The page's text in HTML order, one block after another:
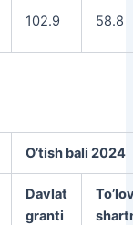
102.9 58.8
O’tish bali 2024
Davlat
granti